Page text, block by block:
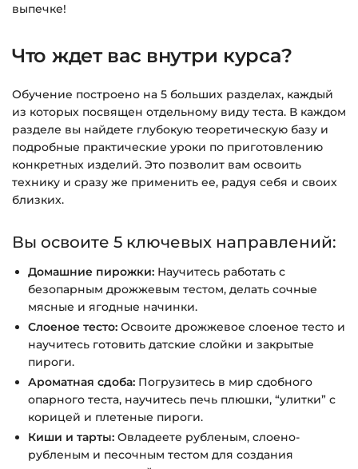
времени.
Подробнее об оплате и безопасности — в
справке >>>
Вопросы?Пишите наinfo@siluette.com.uaили в
чат на сайте.
выпечке!
Что ждет вас внутри курса?
Обучение построено на 5 больших разделах, каждый
из которых посвящен отдельному виду теста. В каждом
разделе вы найдете глубокую теоретическую базу и
подробные практические уроки по приготовлению
конкретных изделий. Это позволит вам освоить
технику и сразу же применить ее, радуя себя и своих
близких.
Вы освоите 5 ключевых направлений:
Домашние пирожки: Научитесь работать с
безопарным дрожжевым тестом, делать сочные
мясные и ягодные начинки.
Слоеное тесто: Освоите дрожжевое слоеное тесто и
научитесь готовить датские слойки и закрытые
пироги.
Ароматная сдоба: Погрузитесь в мир сдобного
опарного теста, научитесь печь плюшки, “улитки” с
корицей и плетеные пироги.
Киши и тарты: Овладеете рубленым, слоено-
рубленым и песочным тестом для создания